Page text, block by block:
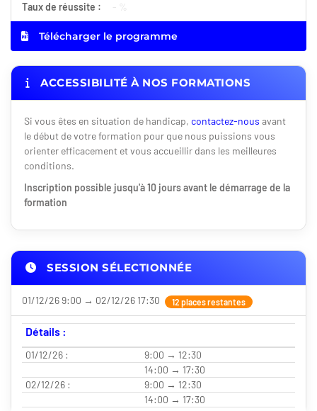
Taux de réussite : - %
Télécharger le programme
ACCESSIBILITÉ À NOS FORMATIONS
Si vous êtes en situation de handicap, contactez-nous avant
le début de votre formation pour que nous puissions vous
orienter efficacement et vous accueillir dans les meilleures
conditions.
Inscription possible jusqu'à 10 jours avant le démarrage de la
formation
SESSION SÉLECTIONNÉE
01/12/26 9:00 → 02/12/26 17:30 12 places restantes
Détails :
01/12/26 :
9:00 → 12:30
14:00 → 17:30
02/12/26 :
9:00 → 12:30
14:00 → 17:30